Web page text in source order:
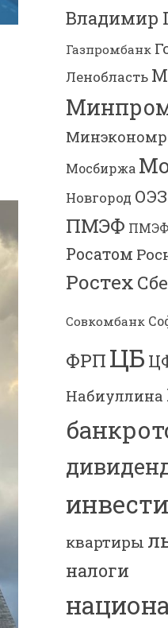
Владимир
Газпромбанк
Ленобласть
Мосбиржа
Новгород ОЭЗ
ПМЭФ
Росатом
Ростех
Совкомбанк
ФРП ЦБ
Набиуллина
квартиры
налоги